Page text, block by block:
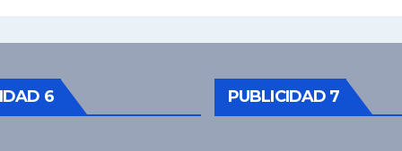
6 PUBLICIDAD 7